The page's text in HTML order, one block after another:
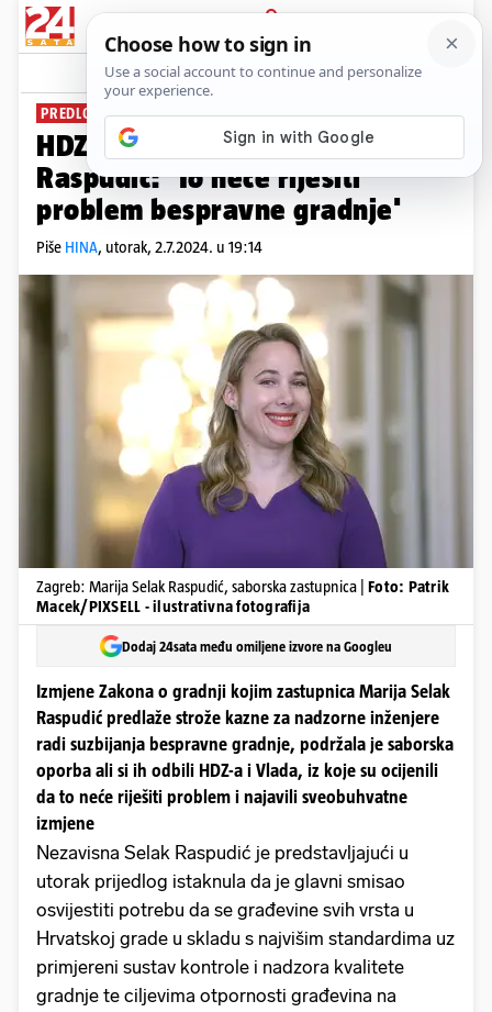
PRIJAVA
News Komentari
PREDLOŽILA STROŽE KAZNE
HDZ reagirao na prijedlog Selak
Raspudić: 'To neće riješiti
problem bespravne gradnje'
Piše HINA, utorak, 2.7.2024. u 19:14
Zagreb: Marija Selak Raspudić, saborska zastupnica | Foto: Patrik
Macek/PIXSELL - ilustrativna fotografija
Dodaj 24sata među omiljene izvore na Googleu
Izmjene Zakona o gradnji kojim zastupnica Marija Selak
Raspudić predlaže strože kazne za nadzorne inženjere
radi suzbijanja bespravne gradnje, podržala je saborska
oporba ali si ih odbili HDZ-a i Vlada, iz koje su ocijenili
da to neće riješiti problem i najavili sveobuhvatne
izmjene
Nezavisna Selak Raspudić je predstavljajući u
utorak prijedlog istaknula da je glavni smisao
osvijestiti potrebu da se građevine svih vrsta u
Hrvatskoj grade u skladu s najvišim standardima uz
primjereni sustav kontrole i nadzora kvalitete
gradnje te ciljevima otpornosti građevina na